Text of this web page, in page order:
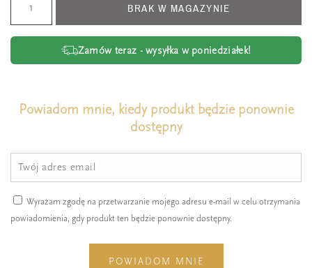
BRAK W MAGAZYNIE
Zamów teraz - wysyłka w poniedziałek!
Powiadom mnie, kiedy produkt będzie ponownie
dostępny
Wyrażam zgodę na przetwarzanie mojego adresu e-mail w celu otrzymania
powiadomienia, gdy produkt ten będzie ponownie dostępny.
POWIADOM MNIE